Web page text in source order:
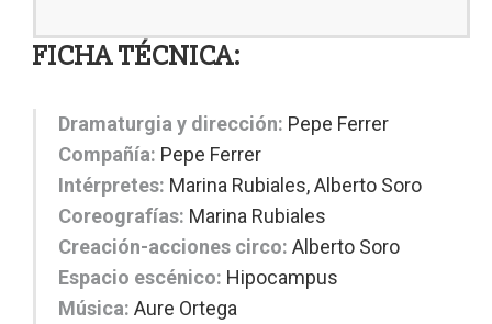
FICHA TÉCNICA:
Dramaturgia y dirección: Pepe Ferrer
Compañía: Pepe Ferrer
Intérpretes: Marina Rubiales, Alberto Soro
Coreografías: Marina Rubiales
Creación-acciones circo: Alberto Soro
Espacio escénico: Hipocampus
Música: Aure Ortega